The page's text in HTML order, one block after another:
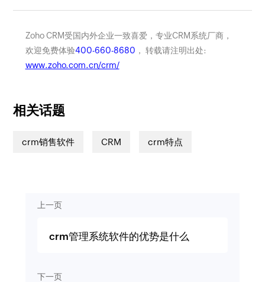
Zoho CRM受国内外企业一致喜爱，专业CRM系统厂商，
欢迎免费体验400-660-8680 ， 转载请注明出处:
www.zoho.com.cn/crm/
相关话题
crm销售软件 CRM crm特点
上一页
crm管理系统软件的优势是什么
下一页